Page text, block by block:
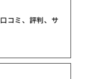
コミ、評判、サ